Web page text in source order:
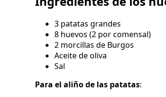
3 patatas grandes
8 huevos (2 por comensal)
2 morcillas de Burgos
Aceite de oliva
Sal
Para el aliño de las patatas: